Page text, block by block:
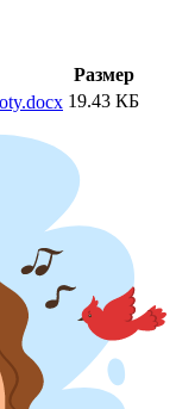
Размер
19.43 КБ